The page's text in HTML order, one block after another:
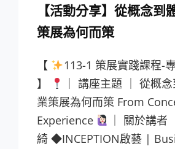
【活動分享】從概念到
策展為何而策
【
113-1 策展實踐課程-
】
｜ 講座主題 ｜ 從概
業策展為何而策 From
Experience
｜ 關於講
綺 ◆INCEPTION啟藝 |